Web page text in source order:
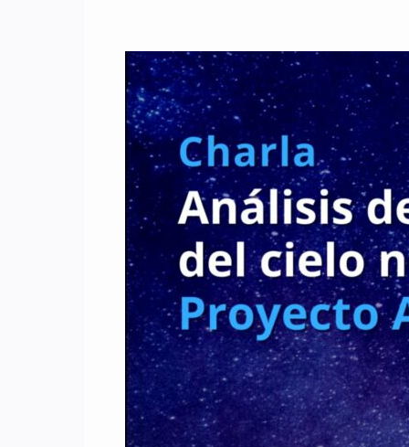
Charla:
Análisis
de
datos
del
cielo
nocturno
–
Proyecto
ALeRCE